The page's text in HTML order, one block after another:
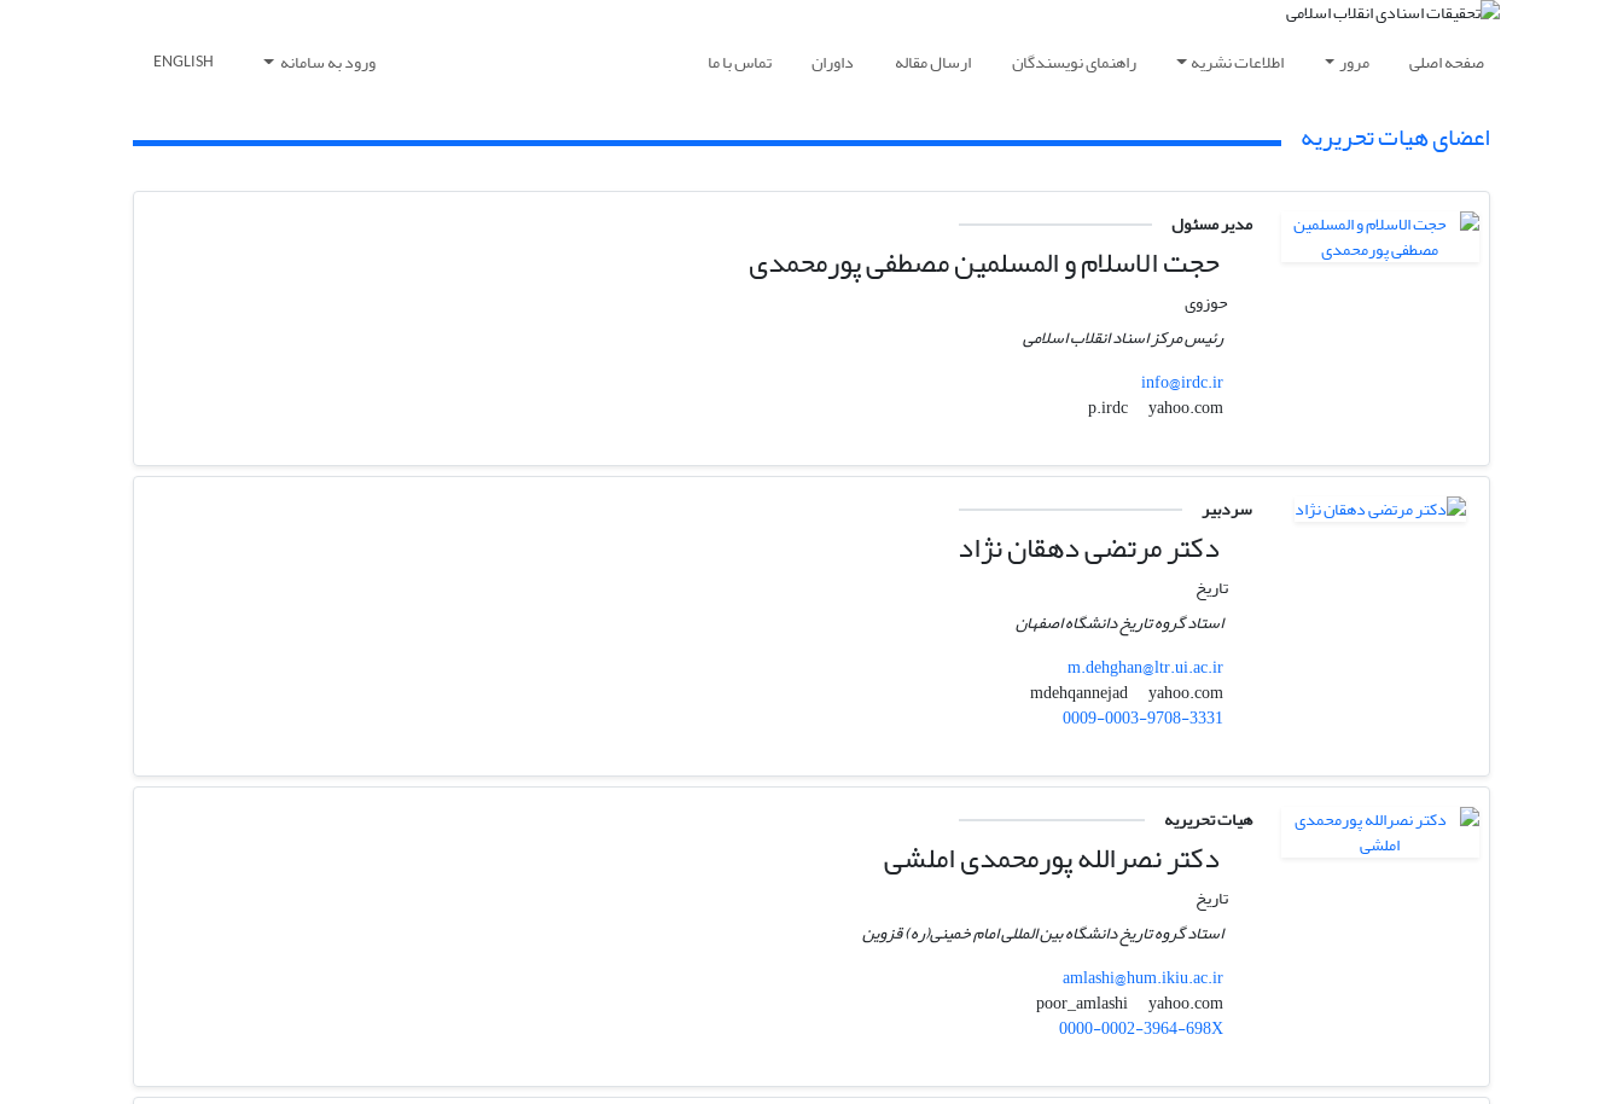
صفحه اصلی مرور اطلاعات نشریه راهنمای نویسندگان ارسال مقاله داوران تماس با ما ورود به سامانه ENGLISH
اعضای هیات تحریریه
مدیر مسئول
حجت الاسلام و المسلمین مصطفی پورمحمدی
حوزوی
رئیس مرکز اسناد انقلاب اسلامی
info@irdc.ir
yahoo.com
سردبیر
دکتر مرتضی دهقان نژاد
تاریخ
استاد گروه تاریخ دانشگاه اصفهان
m.dehghan@ltr.ui.ac.ir
yahoo.com
0009-0003-9708-3331
هیات تحریریه
دکتر نصرالله پورمحمدی املشی
تاریخ
استاد گروه تاریخ دانشگاه بین المللی امام خمینی(ره) قزوین
amlashi@hum.ikiu.ac.ir
yahoo.com
0000-0002-3964-698X